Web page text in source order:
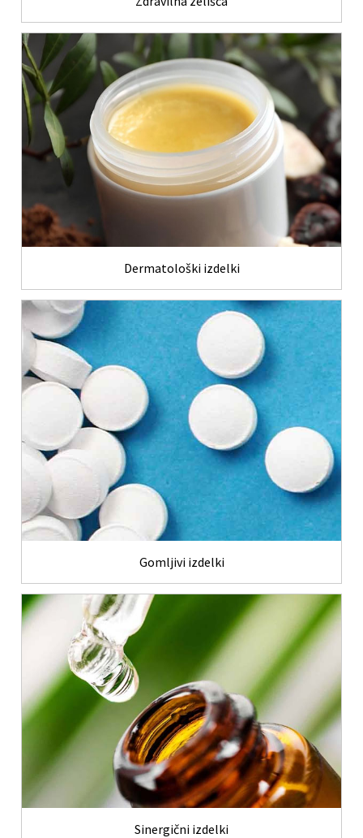
Dermatološki izdelki
Gomljivi izdelki
Sinergični izdelki